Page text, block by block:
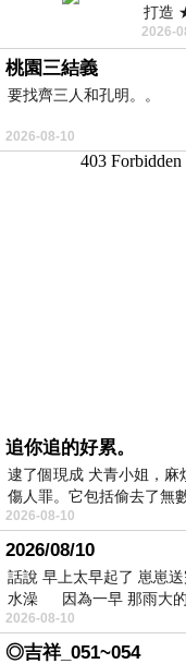
打造
2026-
桃園三結義
要找齊三人和孔明。。
2026-08-10
追你追的好累。
逮了個現成 犬青小姐，
傷人罪。它包括偷去了無
2026-08-10
2026/08/10
話說 早上太早起了 崽崽
水澡 因為一早 那雨大的
2026-08-10
◎吉祥_051~054